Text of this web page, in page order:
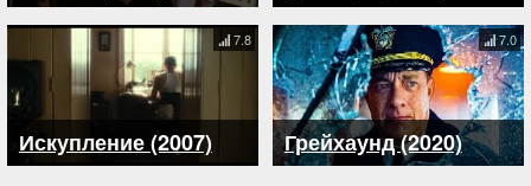
Искупление (2007)
7.8
Грейхаунд (2020)
7.0